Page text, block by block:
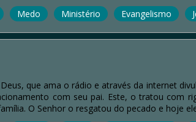
Medo Ministério Evangelismo
que ama o rádio e através da internet
com seu pai. Este, o tratou com
O Senhor o resgatou do pecado e hoje